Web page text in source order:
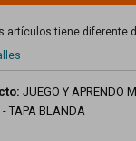
artículos tiene diferente
JUEGO Y APRENDO
- TAPA BLANDA